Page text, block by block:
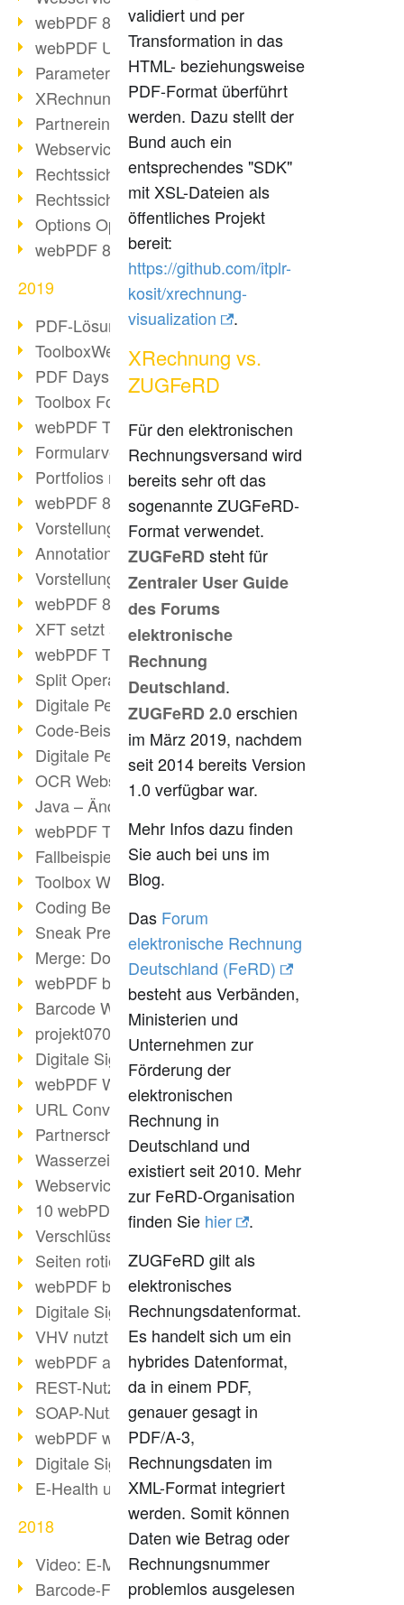
webPDF 8 Neuerungen (Teil 2)
webPDF Update 8.0.0.2058
Parameter-Umstellung
XRechnung bei deutschen Behörden
Partnereinsatz unserer Software
Webservice Beispiel: XMP-Metadaten
Rechtssichere Mail-Archivierung (2)
Rechtssichere Mail-Archivierung (1)
Options Operation
webPDF 8 Neuerungen (Teil 1)
2019
PDF-Lösung für Unternehmen
ToolboxWebService Print Operation
PDF Days 2020
Toolbox Forms Operation
webPDF Toolbox Delete
Formularverarbeitung mit webPDF
Portfolios mit webPDF erstellen
webPDF 8.0 gestartet
Vorstellung weiterer ActionTypes
AnnotationSelection Objekt
Vorstellung weiterer ActionTypes
webPDF 8: Toolbox Neuerungen
XFT setzt auf webPDF
webPDF Toolbox Webservice Image
Split Operation: Dokumente teilen
Digitale Personalakte mit webPDF
Code-Beispiel Attachment Operation
Digitale Personalakte bei REMONDIS
OCR Webservice
Java – Änderungen der Bedingungen
webPDF Toolbox Description
Fallbeispiel: Fusion von Archiven
Toolbox WebService Extraction
Coding Beispiel: Annotationen
Sneak Preview des webPDF Portals
Merge: Dokumente zusammenfügen
webPDF bei Infoniqa
Barcode Webservice
projekt0708 & webPDF
Digitale Signaturen - Teil 3
webPDF Webservices Signature
URL Converter mit wsclient
Partnerschaft mit d.vinci
Wasserzeichen per wsclient
Webservice via Ant-Task Bibliothek
10 webPDF Vorteile für Entwickler
Verschlüsselung mit wsclient
Seiten rotieren mit wsclient
webPDF bei Würth Finance
Digitale Signaturen - Teil 2
VHV nutzt webPDF Preview
webPDF als Docker-Container
REST-Nutzung mit webPDF wsclient
SOAP-Nutzung mit webPDF wsclient
webPDF wsclient für Java
Digitale Signaturen - Teil 1
E-Health und Digitalisierung
2018
Video: E-Mails in PDF konvertieren
Barcode-Formate im Überblick
validiert und per
Transformation in das
HTML- beziehungsweise
PDF-Format überführt
werden. Dazu stellt der
Bund auch ein
entsprechendes "SDK"
mit XSL-Dateien als
öffentliches Projekt
bereit:
https://github.com/itplr-
kosit/xrechnung-
visualization
.
XRechnung vs.
ZUGFeRD
Für den elektronischen
Rechnungsversand wird
bereits sehr oft das
sogenannte ZUGFeRD-
Format verwendet.
ZUGFeRDsteht für
Zentraler User Guide
des Forums
elektronische
Rechnung
Deutschland.
ZUGFeRD 2.0erschien
im März 2019, nachdem
seit 2014 bereits Version
1.0 verfügbar war.
Mehr Infos dazu finden
Sie auch bei uns im
Blog.
Das Forum
elektronische Rechnung
Deutschland (FeRD)
besteht aus Verbänden,
Ministerien und
Unternehmen zur
Förderung der
elektronischen
Rechnung in
Deutschland und
existiert seit 2010. Mehr
zur FeRD-Organisation
finden Sie hier
.
ZUGFeRD gilt als
elektronisches
Rechnungsdatenformat.
Es handelt sich um ein
hybrides Datenformat,
da in einem PDF,
genauer gesagt in
PDF/A-3,
Rechnungsdaten im
XML-Format integriert
werden. Somit können
Daten wie Betrag oder
Rechnungsnummer
problemlos ausgelesen